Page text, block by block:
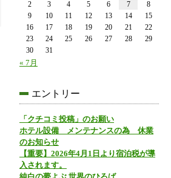
2
3 4 5 6 7
8
9
10 11 12 13 14
15
16
17 18 19 20 21
22
23
24 25 26 27 28
29
30
31
« 7月
エントリー
「クチコミ投稿」のお願い
ホテル設備 メンテナンスの為 休業
のお知らせ
【重要】2026年4月1日より宿泊税が導
入されます。